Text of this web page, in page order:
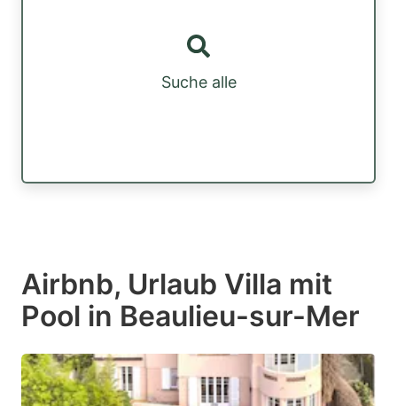
Suche alle
Airbnb, Urlaub Villa mit
Pool in Beaulieu-sur-Mer